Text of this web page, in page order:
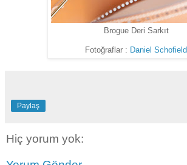
Brogue Deri Sarkıt
Fotoğraflar : Daniel Schofield
Paylaş
Hiç yorum yok: